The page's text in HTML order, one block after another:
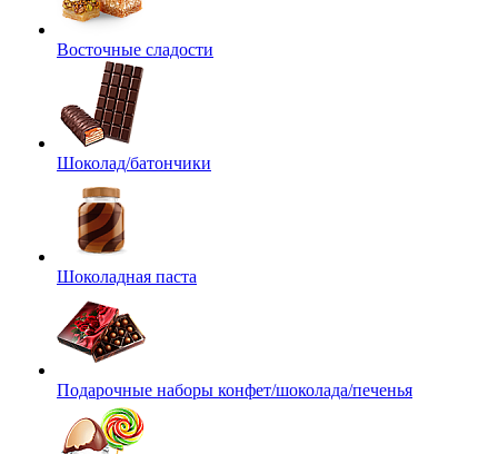
Восточные сладости
Шоколад/батончики
Шоколадная паста
Подарочные наборы конфет/шоколада/печенья